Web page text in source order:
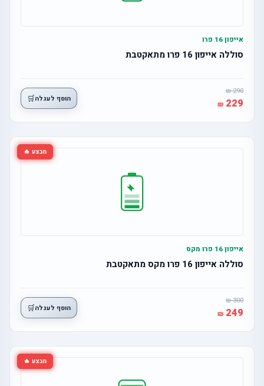
אייפון 16 פרו
סוללה אייפון 16 פרו מתאקטבת
290
229 הוסף לעגלה🛒
מבצע 🔥
אייפון 16 פרו מקס
סוללה אייפון 16 פרו מקס מתאקטבת
300
249 הוסף לעגלה🛒
מבצע 🔥